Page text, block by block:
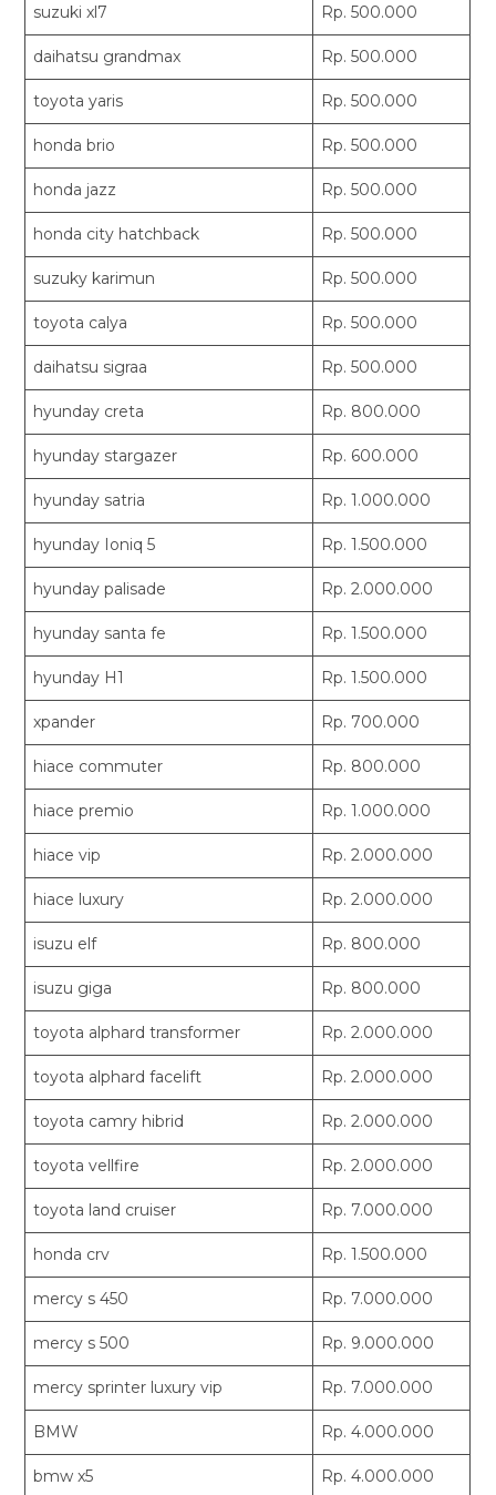
suzuki xl7 Rp. 500.000
daihatsu grandmax Rp. 500.000
toyota yaris Rp. 500.000
honda brio Rp. 500.000
honda jazz Rp. 500.000
honda city hatchback Rp. 500.000
suzuky karimun Rp. 500.000
toyota calya Rp. 500.000
daihatsu sigraa Rp. 500.000
hyunday creta Rp. 800.000
hyunday stargazer Rp. 600.000
hyunday satria Rp. 1.000.000
hyunday Ioniq 5 Rp. 1.500.000
hyunday palisade Rp. 2.000.000
hyunday santa fe Rp. 1.500.000
hyunday H1 Rp. 1.500.000
xpander Rp. 700.000
hiace commuter Rp. 800.000
hiace premio Rp. 1.000.000
hiace vip Rp. 2.000.000
hiace luxury Rp. 2.000.000
isuzu elf Rp. 800.000
isuzu giga Rp. 800.000
toyota alphard transformer Rp. 2.000.000
toyota alphard facelift Rp. 2.000.000
toyota camry hibrid Rp. 2.000.000
toyota vellfire Rp. 2.000.000
toyota land cruiser Rp. 7.000.000
honda crv Rp. 1.500.000
mercy s 450 Rp. 7.000.000
mercy s 500 Rp. 9.000.000
mercy sprinter luxury vip Rp. 7.000.000
BMW Rp. 4.000.000
bmw x5 Rp. 4.000.000